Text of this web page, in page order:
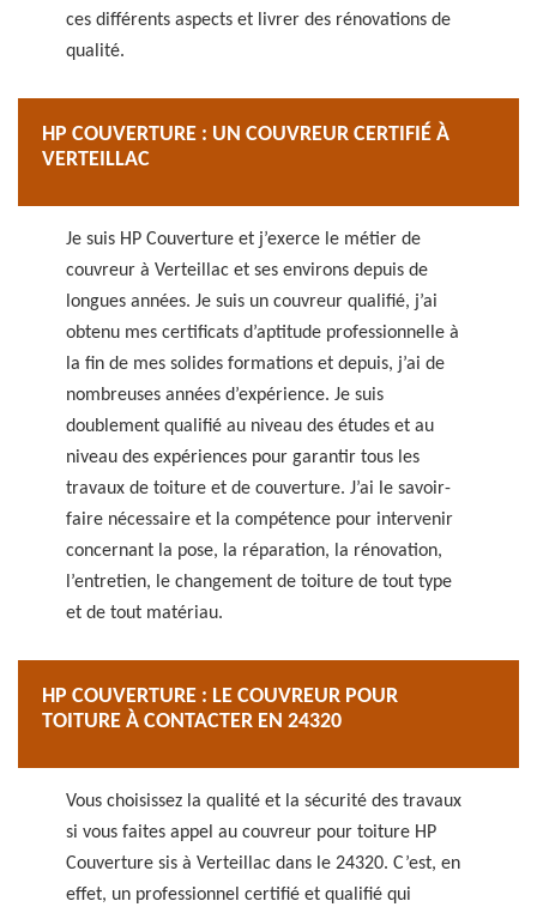
ces différents aspects et livrer des rénovations de
qualité.
HP COUVERTURE : UN COUVREUR CERTIFIÉ À
VERTEILLAC
Je suis HP Couverture et j’exerce le métier de
couvreur à Verteillac et ses environs depuis de
longues années. Je suis un couvreur qualifié, j’ai
obtenu mes certificats d’aptitude professionnelle à
la fin de mes solides formations et depuis, j’ai de
nombreuses années d’expérience. Je suis
doublement qualifié au niveau des études et au
niveau des expériences pour garantir tous les
travaux de toiture et de couverture. J’ai le savoir-
faire nécessaire et la compétence pour intervenir
concernant la pose, la réparation, la rénovation,
l’entretien, le changement de toiture de tout type
et de tout matériau.
HP COUVERTURE : LE COUVREUR POUR
TOITURE À CONTACTER EN 24320
Vous choisissez la qualité et la sécurité des travaux
si vous faites appel au couvreur pour toiture HP
Couverture sis à Verteillac dans le 24320. C’est, en
effet, un professionnel certifié et qualifié qui